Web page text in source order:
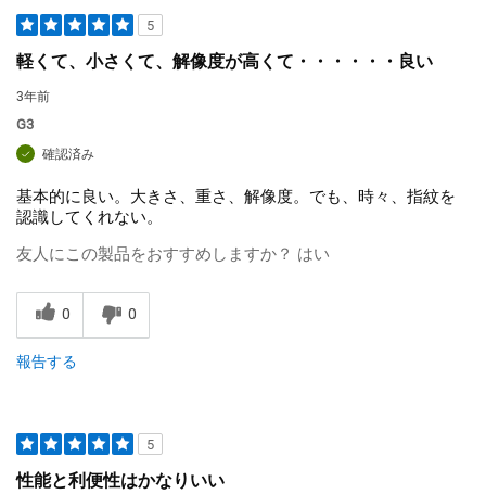
5
軽くて、小さくて、解像度が高くて・・・・・・良い
3年前
G3
確認済み
基本的に良い。大きさ、重さ、解像度。でも、時々、指紋を
認識してくれない。
友人にこの製品をおすすめしますか？ はい
0 0
報告する
5
性能と利便性はかなりいい